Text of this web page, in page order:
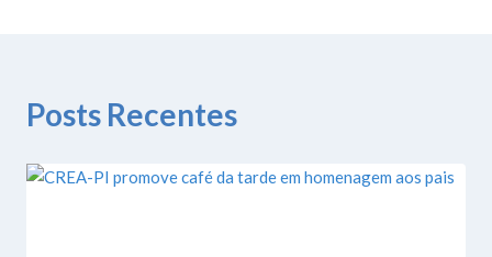
Posts Recentes